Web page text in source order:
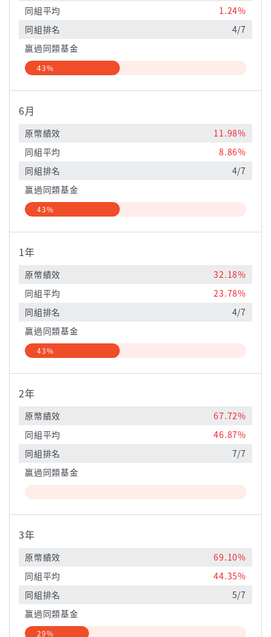
同組平均
1.24%
同組排名
4/7
贏過同類基金
43%
6月
原幣績效
11.98%
同組平均
8.86%
同組排名
4/7
贏過同類基金
43%
1年
原幣績效
32.18%
同組平均
23.78%
同組排名
4/7
贏過同類基金
43%
2年
原幣績效
67.72%
同組平均
46.87%
同組排名
7/7
贏過同類基金
3年
原幣績效
69.10%
同組平均
44.35%
同組排名
5/7
贏過同類基金
29%